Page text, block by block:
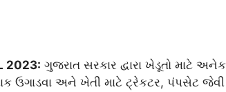
2023: ગુજરાત સરકાર દ્વારા ખેડૂતો માટે
ઉગાડવા અને ખેતી માટે ટ્રેકટર, પંપસેટ જેવી